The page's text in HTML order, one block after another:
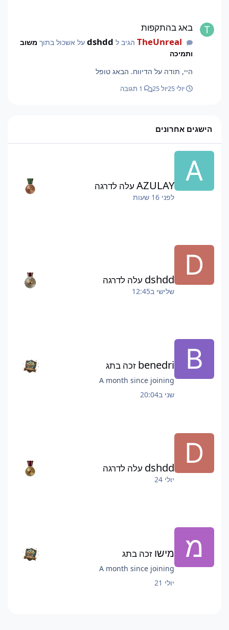
באג בהתקפות
TheUnrealהגיב ל dshddעל אשכול בתוך משוב
ותמיכה
היי, תודה על הדיווח. הבאג טופל
יולי 25 יול 25
הישגים אחרונים
AZULAY עלה לדרגה
לפני 16 שעות
dshdd עלה לדרגה
שלישי ב12:45
benedri זכה בתג
A month since joining
שני ב20:04
dshdd עלה לדרגה
יולי 24
מישו זכה בתג
A month since joining
יולי 21